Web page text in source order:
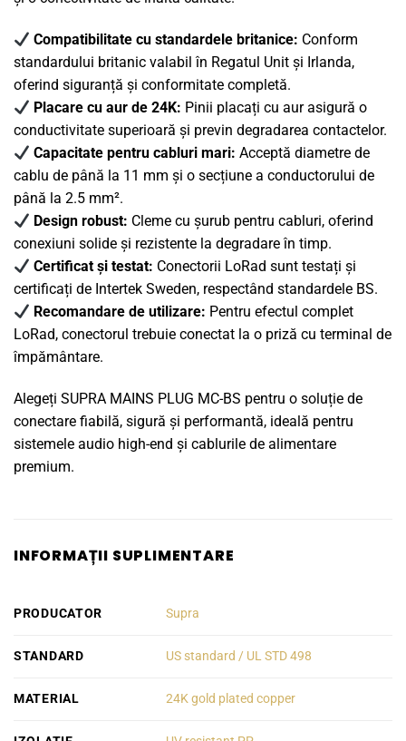
Compatibilitate cu standardele britanice: Conform
standardului britanic valabil în Regatul Unit și Irlanda,
oferind siguranță și conformitate completă.
Placare cu aur de 24K: Pinii placați cu aur asigură o
conductivitate superioară și previn degradarea contactelor.
Capacitate pentru cabluri mari: Acceptă diametre de
cablu de până la 11 mm și o secțiune a conductorului de
până la 2.5 mm².
Design robust: Cleme cu șurub pentru cabluri, oferind
conexiuni solide și rezistente la degradare în timp.
Certificat și testat: Conectorii LoRad sunt testați și
certificați de Intertek Sweden, respectând standardele BS.
Recomandare de utilizare: Pentru efectul complet
LoRad, conectorul trebuie conectat la o priză cu terminal de
împământare.
Alegeți SUPRA MAINS PLUG MC-BS pentru o soluție de
conectare fiabilă, sigură și performantă, ideală pentru
sistemele audio high-end și cablurile de alimentare
premium.
INFORMAȚII SUPLIMENTARE
PRODUCATOR Supra
STANDARD US standard / UL STD 498
MATERIAL 24K gold plated copper